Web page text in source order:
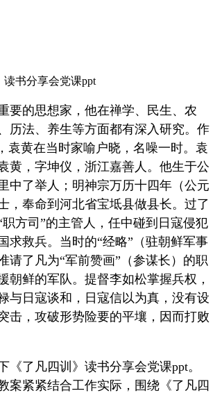
读书分享会党课ppt
要的思想家，他在禅学、民生、农
历法、养生等方面都有深入研究。作
袁黄在当时家喻户晓，名噪一时。袁
黄，字坤仪，浙江嘉善人。他生于公
中了举人；明神宗万历十四年（公元
，奉命到河北省宝坻县做县长。过了
方司”的主管人，任中碰到日寇侵犯
求救兵。当时的“经略”（驻朝鲜军事
请了凡为“军前赞画”（参谋长）的职
朝鲜的军队。提督李如松掌握兵权，
与日寇谈和，日寇信以为真，没有设
击，攻破形势险要的平壤，因而打败
《了凡四训》读书分享会党课ppt。
案紧紧结合工作实际，围绕《了凡四